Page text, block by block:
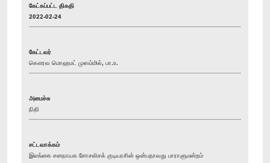
கேட்கப்பட்ட திகதி
2022-02-24
கேட்டவர்
கௌரவ மொஹமட் முஸம்மில், பா.உ.
அமைச்சு
நிதி
சட்டவாக்கம்
இலங்கை சனநாயக சோசலிசக் குடியரசின் ஒன்பதாவது பாராளுமன்றம்